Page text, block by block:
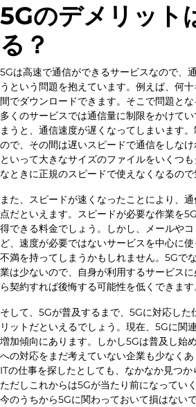
5Gのデメリット
る？
5Gは高速で通信ができるサービスなので、
うという問題を抱えています。例えば、何
間でダウンロードできます。そこで問題とな
多くのサービスでは通信量に制限をかけて
まうと、通信速度が遅くなってしまいます
ので、その間は遅いスピードで通信をしな
といって大きなサイズのファイルをいくつ
なときに正規のスピードで使えなくなるので
また、スピードが速くなったことにより、
点だといえます。スピードが必要な作業を
得できる料金でしょう。しかし、メールや
ど、速度が必要ではないサービスを中心に
不満を持ってしまうかもしれません。5Gで
業は少ないので、自身が利用するサービス
ら契約すれば後悔する可能性を低くできます
そして、5Gが普及するまで、5Gに対応した
リットだといえるでしょう。現在、5Gに関
増加傾向にあります。しかし5Gは普及し始
への対応をまだ考えていない企業も少なく
ITの仕事を探したとしても、なかなか見つか
ただしこれからは5Gが当たり前になってい
今のうちから5Gに関わっておいて損はない